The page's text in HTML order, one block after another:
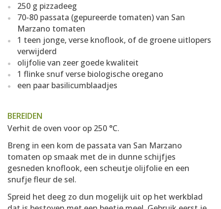
250 g pizzadeeg
70-80 passata (gepureerde tomaten) van San
Marzano tomaten
1 teen jonge, verse knoflook, of de groene uitlopers
verwijderd
olijfolie van zeer goede kwaliteit
1 flinke snuf verse biologische oregano
een paar basilicumblaadjes
BEREIDEN
Verhit de oven voor op 250 °C.
Breng in een kom de passata van San Marzano
tomaten op smaak met de in dunne schijfjes
gesneden knoflook, een scheutje olijfolie en een
snufje fleur de sel.
Spreid het deeg zo dun mogelijk uit op het werkblad